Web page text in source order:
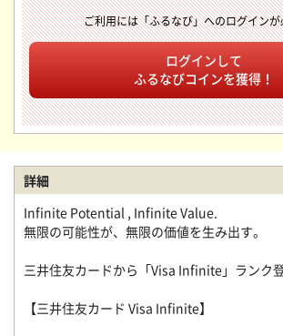
ご利用には「ふるなび」へのログイン
ログインして
ふるなびコインを獲得！
詳細
Infinite Potential , Infinite Value.
無限の可能性が、無限の価値を生み出す。
三井住友カードから「Visa Infinite」ランク登
【三井住友カード Visa Infinite】